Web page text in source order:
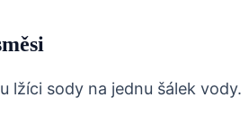
lžíci sody na jednu šálek vody.